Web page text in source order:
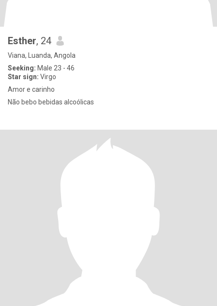
Esther, 24
Viana, Luanda, Angola
Seeking: Male 23 - 46
Star sign: Virgo
Amor e carinho
Não bebo bebidas alcoólicas